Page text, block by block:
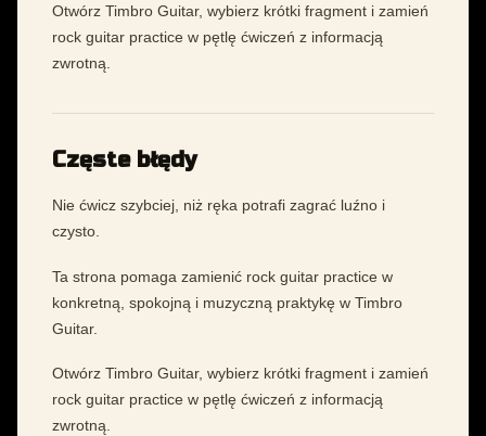
Otwórz Timbro Guitar, wybierz krótki fragment i zamień
rock guitar practice w pętlę ćwiczeń z informacją
zwrotną.
Częste błędy
Nie ćwicz szybciej, niż ręka potrafi zagrać luźno i
czysto.
Ta strona pomaga zamienić rock guitar practice w
konkretną, spokojną i muzyczną praktykę w Timbro
Guitar.
Otwórz Timbro Guitar, wybierz krótki fragment i zamień
rock guitar practice w pętlę ćwiczeń z informacją
zwrotną.